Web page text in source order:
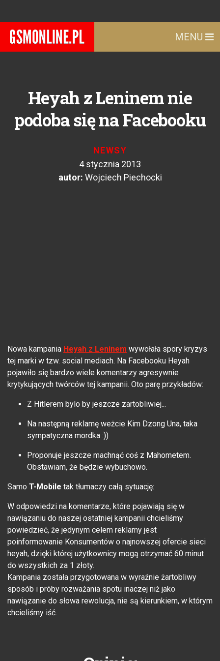
MENU
Heyah z Leninem nie
podoba się na Facebooku
NEWSY
4 stycznia 2013
autor: Wojciech Piechocki
Nowa kampania Heyah z Leninem wywołała spory kryzys
tej marki w tzw. social mediach. Na Facebooku Heyah
pojawiło się bardzo wiele komentarzy agresywnie
krytykujących twórców tej kampanii. Oto parę przykładów:
Z Hitlerem bylo by jeszcze zartobliwiej...
Na następną reklamę weżcie Kim Dzong Una, taka
sympatyczna mordka :))
Proponuje jeszcze machnąć coś z Mahometem.
Obstawiam, że będzie wybuchowo.
Samo T-Mobile tak tłumaczy całą sytuację:
W odpowiedzi na komentarze, które pojawiają się w
nawiązaniu do naszej ostatniej kampanii chcieliśmy
powiedzieć, że jedynym celem reklamy jest
poinformowanie Konsumentów o najnowszej ofercie sieci
heyah, dzięki której użytkownicy mogą otrzymać 60 minut
do wszystkich za 1 złoty.
Kampania została przygotowana w wyraźnie żartobliwy
sposób i próby rozważania spotu inaczej niż jako
nawiązanie do słowa rewolucja, nie są kierunkiem, w którym
chcieliśmy iść.